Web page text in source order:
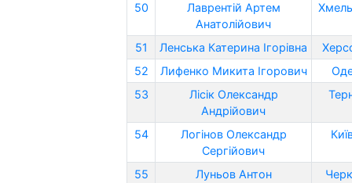
50
Лаврентій Артем
Анатолійович
51 Ленська Катерина Ігорівна
52
Лифенко Микита Ігорович
53
Лісік Олександр
Андрійович
54
Логінов Олександр
Сергійович
55
Луньов Антон